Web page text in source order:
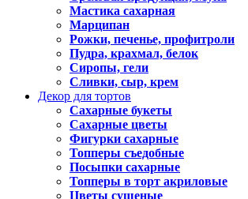
Мастика сахарная
Марципан
Рожки, печенье, профитроли
Пудра, крахмал, белок
Сиропы, гели
Сливки, сыр, крем
Декор для тортов
Сахарные букеты
Сахарные цветы
Фигурки сахарные
Топперы съедобные
Посыпки сахарные
Топперы в торт акриловые
Цветы сушеные